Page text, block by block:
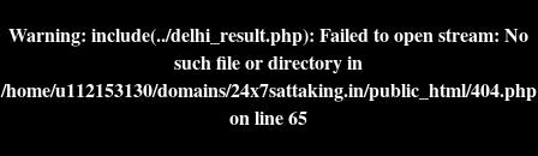
Warning: include(../delhi_result.php): Failed to open stream: No
such file or directory in
/home/u112153130/domains/24x7sattaking.in/public_html/404.php
on line65